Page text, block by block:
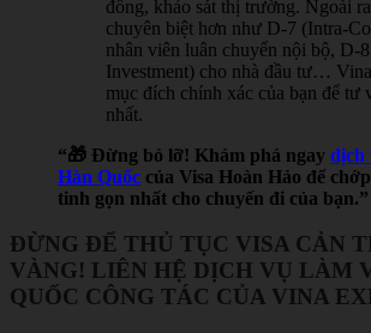
đồng, khảo sát thị trường. Ngoài
chuyên biệt hơn như D-7 (Intra-
nhân viên luân chuyển nội bộ, D-
Investment) cho nhà đầu tư…
mục đích chính xác của bạn để tư
nhất.
“🎁 Đừng bỏ lỡ! Khám phá ngay dịch
Hàn Quốc của Visa Hoàn Hảo để
tinh gọn nhất cho chuyến đi của bạn.”
ĐỪNG ĐỂ THỦ TỤC VISA CẢN
VÀNG! LIÊN HỆ DỊCH VỤ LÀM
QUỐC CÔNG TÁC CỦA VINA